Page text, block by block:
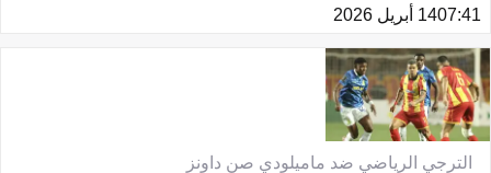
07:4114 أبريل 2026
الترجي الرياضي ضد ماميلودي صن داونز